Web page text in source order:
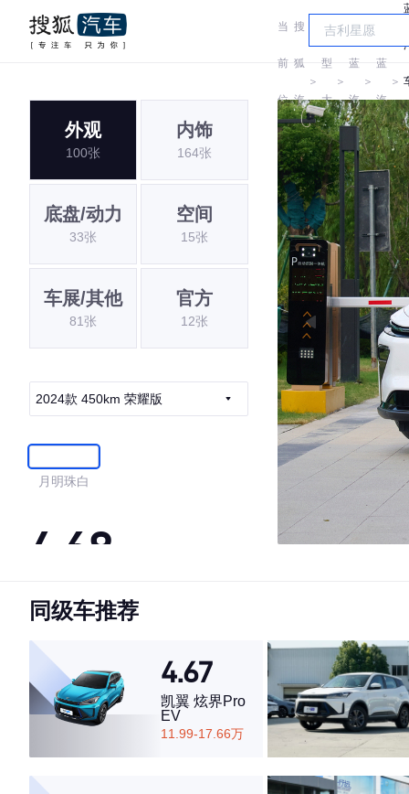
当
前
位
置:
搜
狐
汽
车
＞
车
型
大
全
＞
睿
蓝
汽
车
＞
蓝
汽
车
＞
7
外观
100张
内饰
164张
底盘/动力
33张
空间
15张
车展/其他
81张
官方
12张
2024款 450km 荣耀版
月明珠白
4.68
·外观表现一般，低于52%同级车
·空间表现较为优秀，优于72%同级车
同级车推荐
4.67
凯翼 炫界Pro
EV
11.99-17.66万